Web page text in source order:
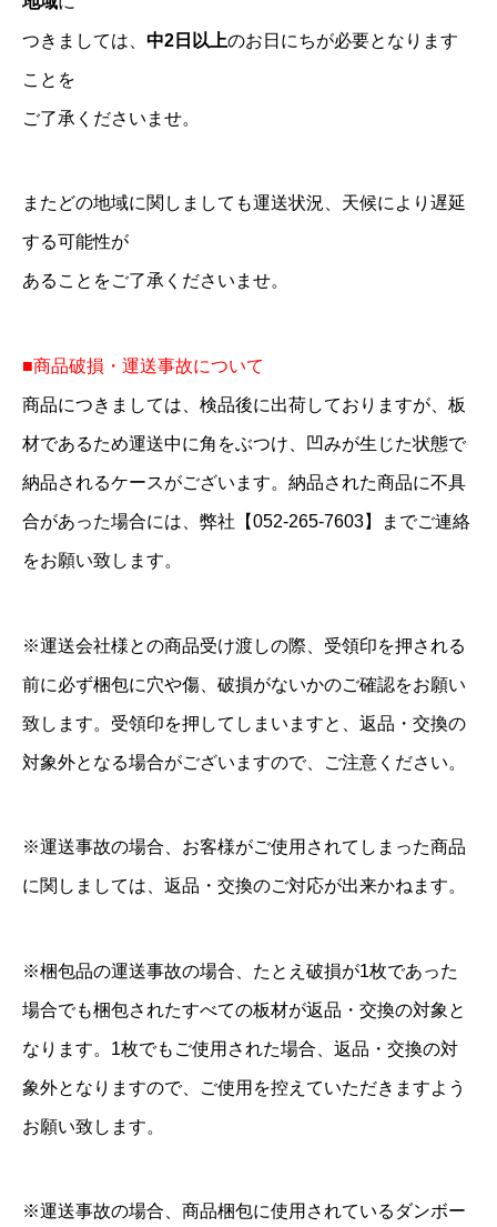
つきましては、 中2日以上のお日にちが必要となります
ことを
ご了承くださいませ。
またどの地域に関しましても運送状況、天候により遅延
する可能性が
あることをご了承くださいませ。
■商品破損・運送事故について
商品につきましては、検品後に出荷しておりますが、板
材であるため運送中に角をぶつけ、凹みが生じた状態で
納品されるケースがございます。納品された商品に不具
合があった場合には、弊社【052-265-7603】までご連絡
をお願い致します。
※運送会社様との商品受け渡しの際、受領印を押される
前に必ず梱包に穴や傷、破損がないかのご確認をお願い
致します。受領印を押してしまいますと、返品・交換の
対象外となる場合がございますので、ご注意ください。
※運送事故の場合、お客様がご使用されてしまった商品
に関しましては、返品・交換のご対応が出来かねます。
※梱包品の運送事故の場合、たとえ破損が1枚であった
場合でも梱包されたすべての板材が返品・交換の対象と
なります。1枚でもご使用された場合、返品・交換の対
象外となりますので、ご使用を控えていただきますよう
お願い致します。
※運送事故の場合、商品梱包に使用されているダンボー